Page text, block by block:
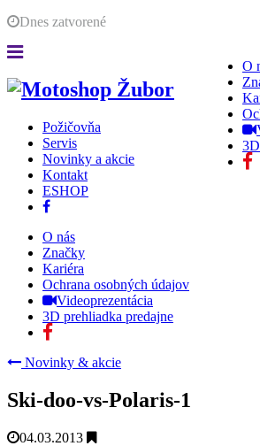
Dnes zatvorené
O
Požičovňa
Servis
Novinky a akcie
Kontakt
ESHOP
O nás
Značky
Kariéra
Ochrana osobných údajov
Videoprezentácia
3D prehliadka predajne
Novinky & akcie
Ski-doo-vs-Polaris-1
04.03.2013